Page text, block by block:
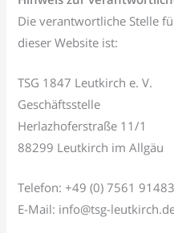
Die verantwortliche Stelle
dieser Website ist:
TSG 1847 Leutkirch e. V.
Geschäftsstelle
Herlazhoferstraße 11/1
88299 Leutkirch im Allgäu
Telefon: +49 (0) 7561
E-Mail: info@tsg-